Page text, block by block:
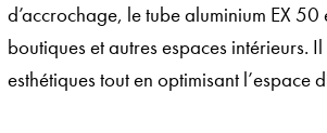
d’accrochage, le tube aluminium EX
boutiques et autres espaces intérieurs.
esthétiques tout en optimisant l’espace